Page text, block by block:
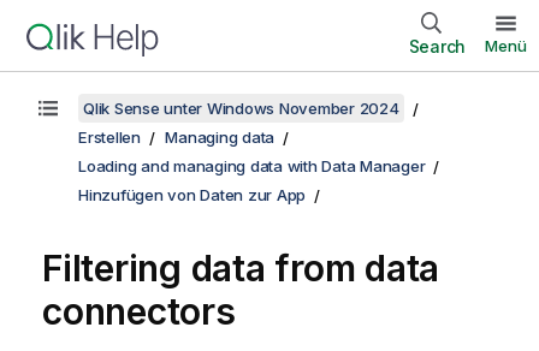
Search Menü
Qlik Sense unter Windows November 2024
Erstellen
Managing data
Loading and managing data with Data Manager
Hinzufügen von Daten zur App
Filtering data from data
connectors